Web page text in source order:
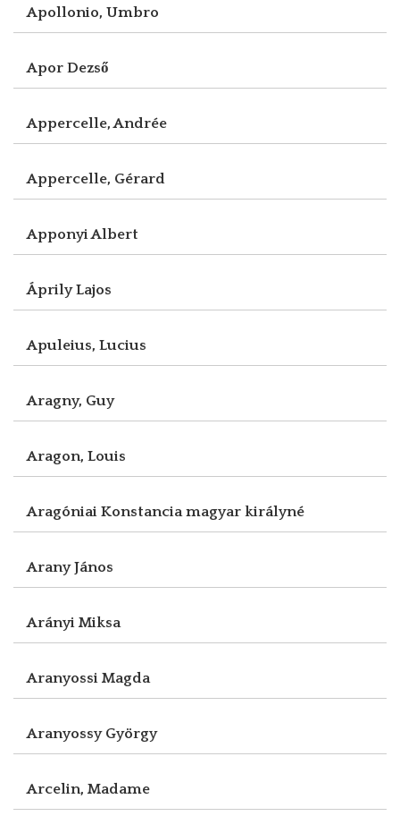
Apollonio, Umbro
Apor Dezső
Appercelle, Andrée
Appercelle, Gérard
Apponyi Albert
Áprily Lajos
Apuleius, Lucius
Aragny, Guy
Aragon, Louis
Aragóniai Konstancia magyar királyné
Arany János
Arányi Miksa
Aranyossi Magda
Aranyossy György
Arcelin, Madame